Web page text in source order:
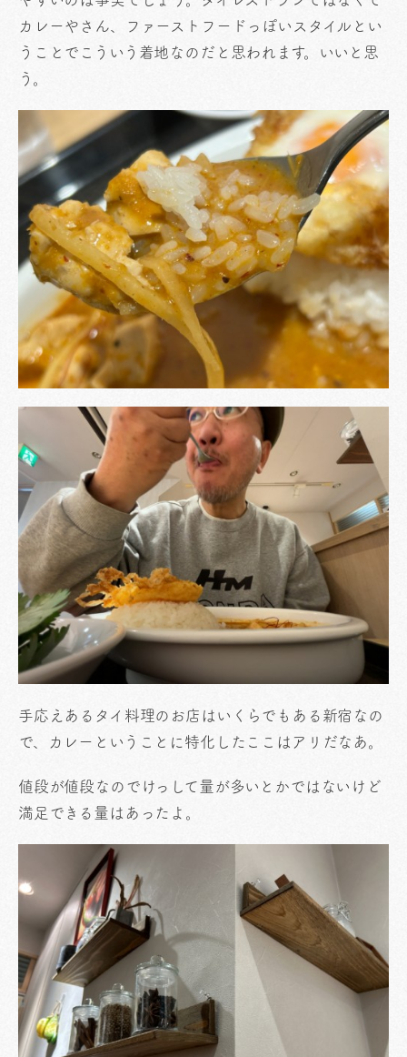
カレーやさん、ファーストフードっぽいスタイルとい
うことでこういう着地なのだと思われます。いいと思
う。
手応えあるタイ料理のお店はいくらでもある新宿なの
で、カレーということに特化したここはアリだなあ。
値段が値段なのでけっして量が多いとかではないけど
満足できる量はあったよ。